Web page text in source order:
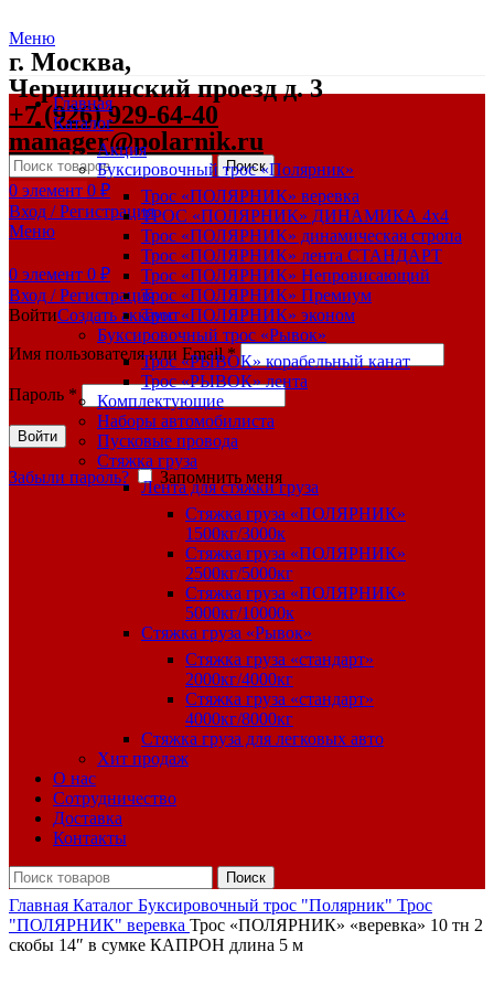
Меню
г. Москва,
Черницинский проезд д. 3
+7 (926) 929-64-40
manager@polarnik.ru
Поиск
0 элемент 0 ₽
Вход / Регистрация
Меню
0 элемент 0 ₽
Вход / Регистрация
ВойтиСоздать аккаунт
Имя пользователя или Email*
Пароль *
Войти
Забыли пароль? Запомнить меня
Главная
Каталог
Акция
Буксировочный трос «Полярник»
Трос «ПОЛЯРНИК» веревка
ТРОС «ПОЛЯРНИК» ДИНАМИКА 4х4
Трос «ПОЛЯРНИК» динамическая стропа
Трос «ПОЛЯРНИК» лента СТАНДАРТ
Трос «ПОЛЯРНИК» Непровисающий
Трос «ПОЛЯРНИК» Премиум
Трос «ПОЛЯРНИК» эконом
Буксировочный трос «Рывок»
Трос «РЫВОК» корабельный канат
Трос «РЫВОК» лента
Комплектующие
Наборы автомобилиста
Пусковые провода
Стяжка груза
Лента для стяжки груза
Стяжка груза «ПОЛЯРНИК»
1500кг/3000к
Стяжка груза «ПОЛЯРНИК»
2500кг/5000кг
Стяжка груза «ПОЛЯРНИК»
5000кг/10000к
Стяжка груза «Рывок»
Стяжка груза «стандарт»
2000кг/4000кг
Стяжка груза «стандарт»
4000кг/8000кг
Стяжка груза для легковых авто
Хит продаж
О нас
Сотрудничество
Доставка
Контакты
Поиск
Главная Каталог Буксировочный трос "Полярник" Трос
"ПОЛЯРНИК" веревка Трос «ПОЛЯРНИК» «веревка» 10 тн 2
скобы 14″ в сумке КАПРОН длина 5 м